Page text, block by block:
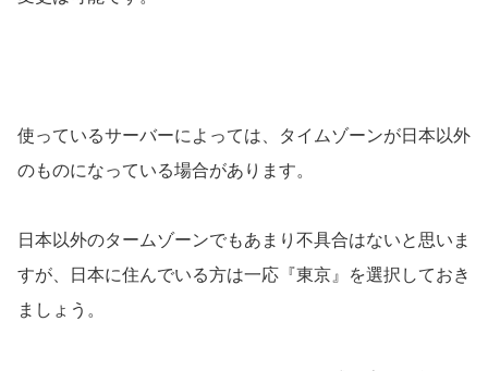
使っているサーバーによっては、タイムゾーンが日本以外
のものになっている場合があります。
日本以外のタームゾーンでもあまり不具合はないと思いま
すが、日本に住んでいる方は一応『東京』を選択しておき
ましょう。